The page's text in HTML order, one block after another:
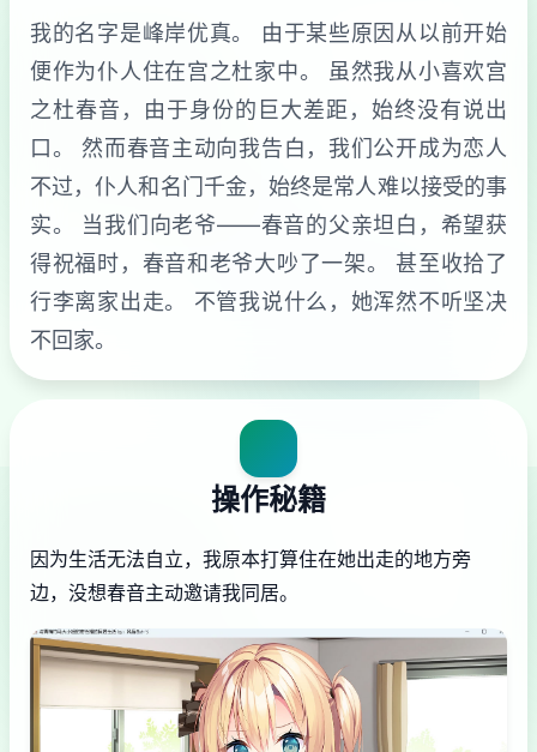
我的名字是峰岸优真。 由于某些原因从以前开始
便作为仆人住在宫之杜家中。 虽然我从小喜欢宫
之杜春音，由于身份的巨大差距，始终没有说出
口。 然而春音主动向我告白，我们公开成为恋人
不过，仆人和名门千金，始终是常人难以接受的事
实。 当我们向老爷——春音的父亲坦白，希望获
得祝福时，春音和老爷大吵了一架。 甚至收拾了
行李离家出走。 不管我说什么，她浑然不听坚决
不回家。
操作秘籍
因为生活无法自立，我原本打算住在她出走的地方旁
边，没想春音主动邀请我同居。